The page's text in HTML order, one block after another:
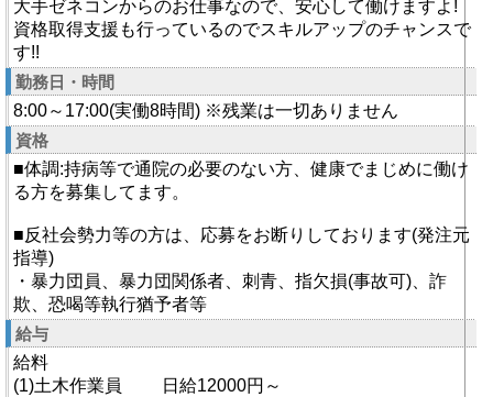
大手ゼネコンからのお仕事なので、安心して働けますよ!
資格取得支援も行っているのでスキルアップのチャンスで
す!!
勤務日・時間
8:00～17:00(実働8時間) ※残業は一切ありません
資格
■体調:持病等で通院の必要のない方、健康でまじめに働け
る方を募集してます。
■反社会勢力等の方は、応募をお断りしております(発注元
指導)
・暴力団員、暴力団関係者、刺青、指欠損(事故可)、詐
欺、恐喝等執行猶予者等
給与
給料
(1)土木作業員 日給12000円～